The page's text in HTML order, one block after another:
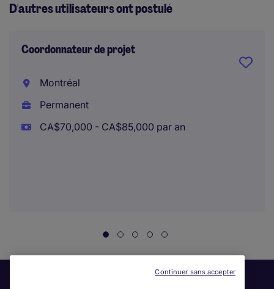
D'autres utilisateurs ont postulé
Coordonnateur de projet
Montréal
Permanent
CA$70,000 - CA$85,000 par an
Continuer sans accepter